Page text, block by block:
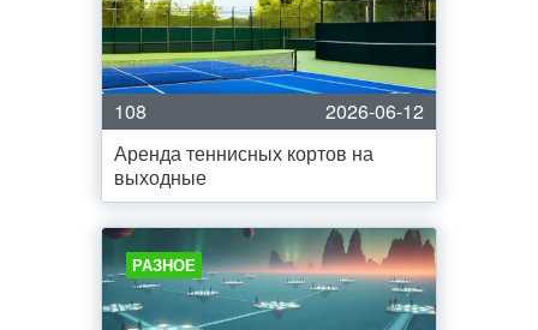
108
2026-06-12
Аренда теннисных кортов на
выходные
РАЗНОЕ